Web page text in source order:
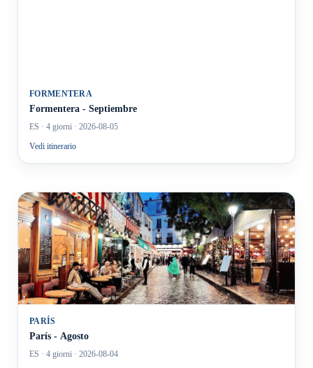
FORMENTERA
Formentera - Septiembre
ES · 4 giorni · 2026-08-05
Vedi itinerario
PARÍS
París - Agosto
ES · 4 giorni · 2026-08-04